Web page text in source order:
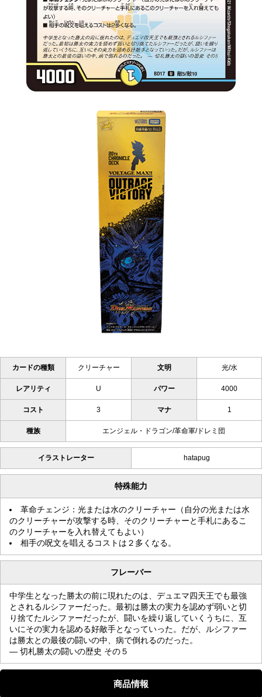
カードの種類 クリーチャー 文明 光/水
レアリティ U パワー 4000
コスト 3 マナ 1
種族 エンジェル・ドラゴン/革命軍/ドレミ団
イラストレーター hatapug
特殊能力
革命チェンジ：光または水のクリーチャー（自分の光または水
のクリーチャーが攻撃する時、そのクリーチャーと手札にあるこ
のクリーチャーを入れ替えてもよい）
相手の呪文を唱えるコストは２多くなる。
フレーバー
中学生となった勝太の前に現れたのは、デュエマ四天王でも最強
とされるルシファーだった。最初は勝太の実力を認めず弱いと切
り捨てたルシファーだったが、闘いを繰り返していくうちに、互
いにその実力を認める好敵手となっていった。だが、ルシファー
は勝太との最後の闘いの中、病で倒れるのだった。
— 切札勝太の闘いの歴史 その５
商品情報